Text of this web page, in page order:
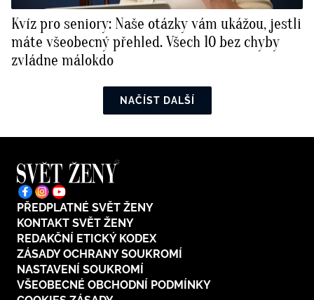
Kvíz pro seniory: Naše otázky vám ukážou, jestli
máte všeobecný přehled. Všech 10 bez chyby
zvládne málokdo
NAČÍST DALŠÍ
PŘEDPLATNÉ SVĚT ŽENY
KONTAKT SVĚT ŽENY
REDAKČNÍ ETICKÝ KODEX
ZÁSADY OCHRANY SOUKROMÍ
NASTAVENÍ SOUKROMÍ
VŠEOBECNÉ OBCHODNÍ PODMÍNKY